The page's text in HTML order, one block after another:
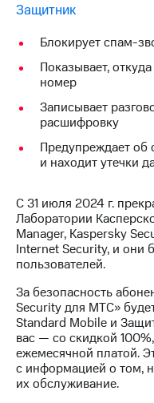
ТВ
Услуги
Поддержка
МТС
Premium
Подписка
на гигабайты
интернета,
фильмы,
музыка
и многое
другое
Семейная
группа
Скидка
на тарифы,
общие
группа
Скидка
общие
подписки
и услуги,
доступ
к геолокации
Сертификаты
Всё
под
рукой
в Мой МТС
Посмотрите,
что
полезного
есть
в нашем
Защитник
Блокирует спам-
Показывает,
номер
Записывает
расшифровку
Предупреждает
и находит утечки
С 31 июля 2024 г.
Лаборатории
Manager, Kaspersky
Internet Security, и они
пользователей.
За безопасность
Security для МТС»
Standard Mobile и
вас — со скидкой
ежемесячной платой.
с информацией о том,
их обслуживание.